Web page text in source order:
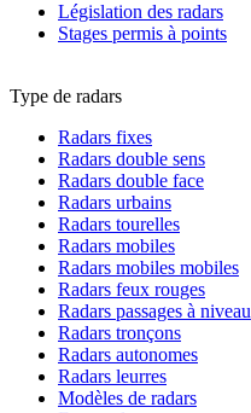
Législation des radars
Stages permis à points
Type de radars
Radars fixes
Radars double sens
Radars double face
Radars urbains
Radars tourelles
Radars mobiles
Radars mobiles mobiles
Radars feux rouges
Radars passages à niveau
Radars tronçons
Radars autonomes
Radars leurres
Modèles de radars